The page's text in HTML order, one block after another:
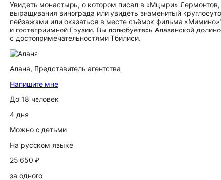
Увидеть монастырь, о котором писал в «Мцыри»
выращивания винограда или увидеть знаменитый
пейзажами или оказаться в месте съёмок фильма
и гостеприимной Грузии. Вы полюбуетесь Алазанской
с достопримечательностями Тбилиси.
Алана, Представитель агентства
Напишите мне
До 18 человек
4 дня
Можно с детьми
На русском языке
25 650 ₽
за одного